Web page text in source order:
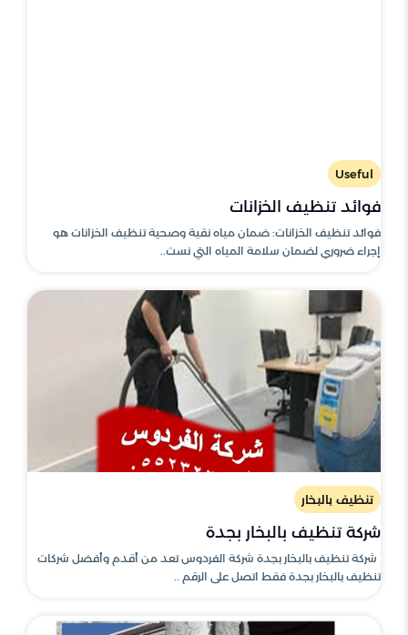
Useful
فوائد تنظيف الخزانات
فوائد تنظيف الخزانات: ضمان مياه نقية وصحية تنظيف الخزانات هو
إجراء ضروري لضمان سلامة المياه التي نست..
تنظيف بالبخار
شركة تنظيف بالبخار بجدة
شركة تنظيف بالبخار بجدة شركة الفردوس تعد من أقدم وأفضل شركات
تنظيف بالبخار بجدة فقط اتصل على الرقم ..